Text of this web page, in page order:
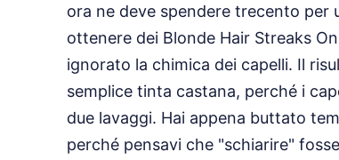
ora ne deve spendere trecento per
ottenere dei Blonde Hair Streaks
ignorato la chimica dei capelli. Il
semplice tinta castana, perché i
due lavaggi. Hai appena buttato
perché pensavi che "schiarire"